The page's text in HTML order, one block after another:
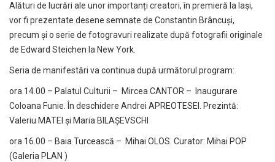
Alături de lucrări ale unor importanți creatori, în premieră la Iași,
vor fi prezentate desene semnate de Constantin Brâncuși,
precum și o serie de fotogravuri realizate după fotografii originale
de Edward Steichen la New York.
Seria de manifestări va continua după următorul program:
ora 14.00 – Palatul Culturii – Mircea CANTOR – Inaugurare
Coloana Funie. În deschidere Andrei APREOTESEI. Prezintă:
Valeriu MATEI și Maria BILAȘEVSCHI
ora 16.00 – Baia Turcească – Mihai OLOS. Curator: Mihai POP
(Galeria PLAN )